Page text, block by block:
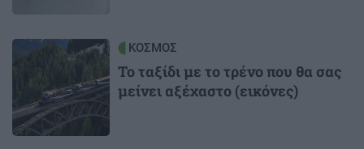
Image ΚΟΣΜΟΣ
Το ταξίδι με το τρένο που θα σας
μείνει αξέχαστο (εικόνες)